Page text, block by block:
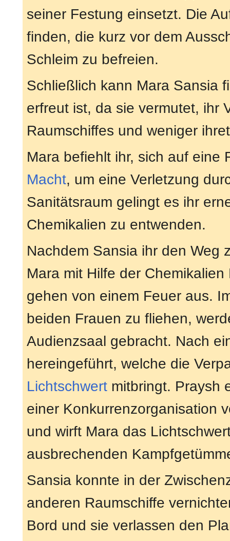
seiner Festung einsetzt. Die
finden, die kurz vor dem
Schleim zu befreien.
Schließlich kann Mara Sansia
erfreut ist, da sie vermutet, ihr
Raumschiffes und weniger
Mara befiehlt ihr, sich auf eine
Macht, um eine Verletzung
Sanitätsraum gelingt es ihr
Chemikalien zu entwenden.
Nachdem Sansia ihr den Weg
Mara mit Hilfe der
gehen von einem Feuer aus.
beiden Frauen zu fliehen,
Audienzsaal gebracht. Nach
hereingeführt, welche die
Lichtschwert mitbringt. Praysh
einer Konkurrenzorganisation
und wirft Mara das
ausbrechenden
Sansia konnte in der
anderen Raumschiffe
Bord und sie verlassen den